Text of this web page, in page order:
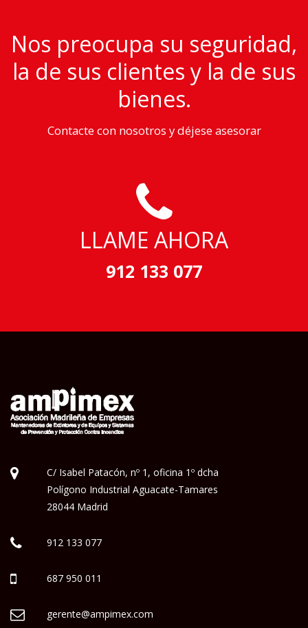
Nos preocupa su seguridad,
la de sus clientes y la de sus
bienes.
Contacte con nosotros y déjese asesorar
LLAME AHORA
912 133 077
C/ Isabel Patacón, nº 1, oficina 1º dcha
Polígono Industrial Aguacate-Tamares
28044 Madrid
912 133 077
687 950 011
gerente@ampimex.com